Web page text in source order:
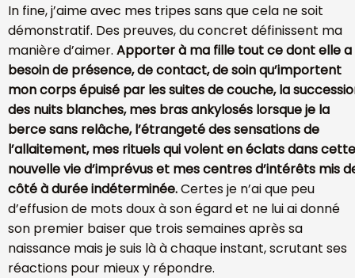
In fine, j’aime avec mes tripes sans que cela ne soit
démonstratif. Des preuves, du concret définissent ma
manière d’aimer. Apporter à ma fille tout ce dont elle a
besoin de présence, de contact, de soin qu’importent
mon corps épuisé par les suites de couche, la
des nuits blanches, mes bras ankylosés lorsque je la
berce sans relâche, l’étrangeté des sensations de
l’allaitement, mes rituels qui volent en éclats dans cette
nouvelle vie d’imprévus et mes centres d’intérêts mis
côté à durée indéterminée.Certes je n’ai que peu
d’effusion de mots doux à son égard et ne lui ai donné
son premier baiser que trois semaines après sa
naissance mais je suis là à chaque instant, scrutant ses
réactions pour mieux y répondre.